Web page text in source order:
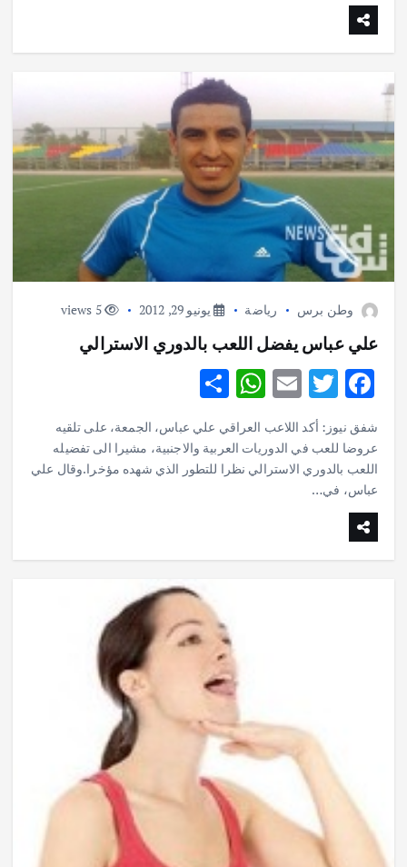
o
p
p
وطن برس رياضة يونيو 29, 2012 5 views
علي عباس يفضل اللعب بالدوري الاسترالي
F
ac
e
b
o
k
T
w
it
te
E
m
ai
l
W
at
s
p
S
ar
e
شفق نيوز: أكد اللاعب العراقي علي عباس، الجمعة، على تلقيه
عروضا للعب في الدوريات العربية والاجنبية، مشيرا الى تفضيله
اللعب بالدوري الاسترالي نظرا للتطور الذي شهده مؤخرا.وقال علي
عباس، في…